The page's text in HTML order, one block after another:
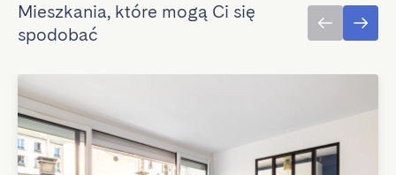
Mieszkania, które mogą Ci się
spodobać